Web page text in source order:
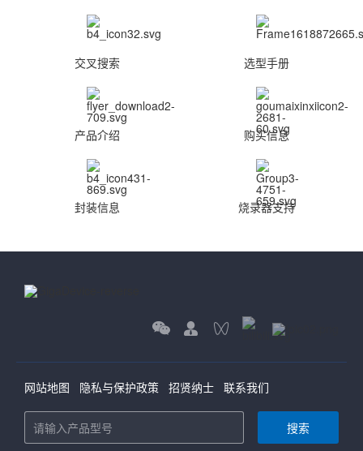
交叉搜索 选型手册
产品介绍 购买信息
封装信息 烧录器支持
网站地图 隐私与保护政策 招贤纳士 联系我们
搜索